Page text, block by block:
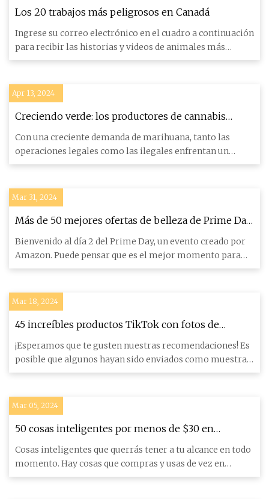
Los 20 trabajos más peligrosos en Canadá
Ingrese su correo electrónico en el cuadro a continuación
para recibir las historias y videos de animales más
alucinant
Apr 13, 2024
Creciendo verde: los productores de cannabis
abordan la sostenibilidad
Con una creciente demanda de marihuana, tanto las
operaciones legales como las ilegales enfrentan un
escrutinio por cue
Mar 31, 2024
Más de 50 mejores ofertas de belleza de Prime Day
para comprar antes de que finalicen las rebajas
Bienvenido al día 2 del Prime Day, un evento creado por
Amazon. Puede pensar que es el mejor momento para
comprar tecn
Mar 18, 2024
45 increíbles productos TikTok con fotos de
reseñas para demostrarlo
¡Esperamos que te gusten nuestras recomendaciones! Es
posible que algunos hayan sido enviados como muestras,
pero todo
Mar 05, 2024
50 cosas inteligentes por menos de $30 en
Amazon que terminarás usando al menos dos
veces al día
Cosas inteligentes que querrás tener a tu alcance en todo
momento. Hay cosas que compras y usas de vez en
cuando (un t